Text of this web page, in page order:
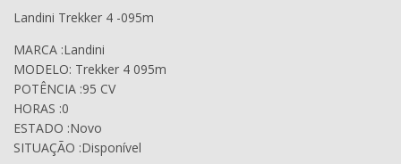
Landini Trekker 4 -095m
MARCA :Landini
MODELO: Trekker 4 095m
POTÊNCIA :95 CV
HORAS :0
ESTADO :Novo
SITUAÇÃO :Disponível